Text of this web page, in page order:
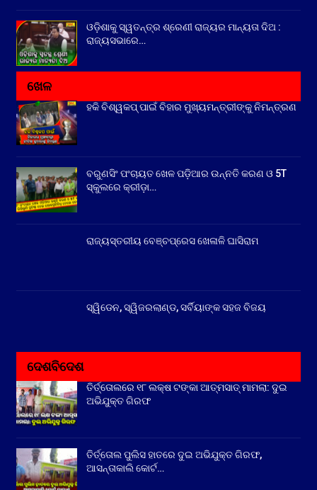
ଓଡ଼ିଶାକୁ ସ୍ୱତନ୍ତ୍ର ଶ୍ରେଣୀ ରାଜ୍ୟର ମାନ୍ୟତା ଦିଅ :
ରାଜ୍ୟସଭାରେ…
ଖେଳ
ହକି ବିଶ୍ୱକପ୍ ପାଇଁ ବିହାର ମୁଖ୍ୟମନ୍ତ୍ରୀଙ୍କୁ ନିମନ୍ତ୍ରଣ
ବରୁଣସିଂ ପଂଚାୟତ ଖେଳ ପଡ଼ିଆର ଉନ୍ନତି କରଣ ଓ 5T
ସ୍କୁଲରେ କ୍ରୀଡ଼ା…
ରାଜ୍ୟସ୍ତରୀୟ ବେଞ୍ଚପ୍ରେସ ଖେଳାଳି ଘାସିରାମ
ସ୍ୱିଡେନ, ସ୍ୱିଜରଲାଣ୍ଡ, ସର୍ବିୟାଙ୍କ ସହଜ ବିଜୟ
ଦେଶବିଦେଶ
ତିର୍ତ୍ତୋଲରେ ୧୮ ଲକ୍ଷ ଟଙ୍କା ଆତ୍ମସାତ୍ ମାମଲା: ଦୁଇ
ଅଭିଯୁକ୍ତ ଗିରଫ
ତିର୍ତ୍ତୋଲ ପୁଲିସ ହାତରେ ଦୁଇ ଅଭିଯୁକ୍ତ ଗିରଫ,
ଆସନ୍ତାକାଲି କୋର୍ଟ…